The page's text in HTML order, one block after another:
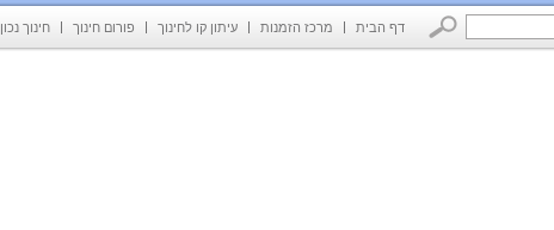
דף הבית מרכז הזמנות עיתון קו לחינוך פורום חינוך חינוך נכון